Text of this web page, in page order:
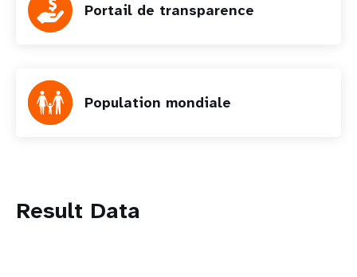
Portail de transparence
Population mondiale
Result Data